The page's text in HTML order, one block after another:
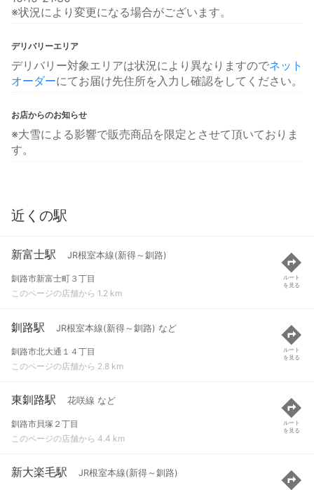
※状況により変更になる場合がございます。
デリバリーエリア
デリバリー対象エリアは状況により異なりますのでネット
オーダーにてお届け先住所を入力し確認をしてください。
お店からのお知らせ
※大雪による影響で販売商品を限定とさせて頂いておりま
す。
近くの駅
新富士駅 JR根室本線(新得～釧路)
釧路市新富士町３丁目
このページの店舗から 1.2 km
ルート
を見る
釧路駅 JR根室本線(新得～釧路) など
釧路市北大通１４丁目
このページの店舗から 2.8 km
ルート
を見る
東釧路駅 花咲線 など
釧路市貝塚２丁目
このページの店舗から 4.4 km
ルート
を見る
新大楽毛駅 JR根室本線(新得～釧路)